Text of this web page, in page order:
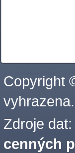
Copyright
vyhrazena.
Zdroje dat:
cenných